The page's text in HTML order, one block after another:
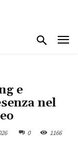
e
nel
0 1166